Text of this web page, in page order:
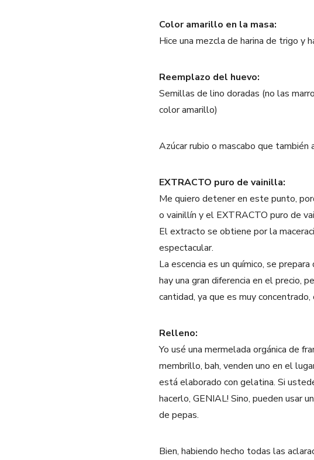
Color amarillo en la masa:
Hice una mezcla de harina de trigo y
Reemplazo del huevo:
Semillas de lino doradas (no las
color amarillo)
Azúcar rubio o mascabo que
EXTRACTO puro de vainilla:
Me quiero detener en este punto,
o vainillín y el EXTRACTO puro de
El extracto se obtiene por la
espectacular.
La escencia es un químico, se
hay una gran diferencia en el precio,
cantidad, ya que es muy
Relleno:
Yo usé una mermelada orgánica de
membrillo, bah, venden uno en el
está elaborado con gelatina. Si
hacerlo, GENIAL! Sino, pueden usar
de pepas.
Bien, habiendo hecho todas las